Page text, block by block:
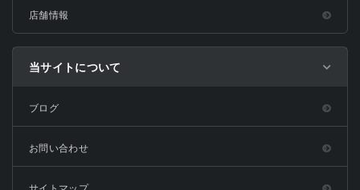
店舗情報
当サイトについて
ブログ
お問い合わせ